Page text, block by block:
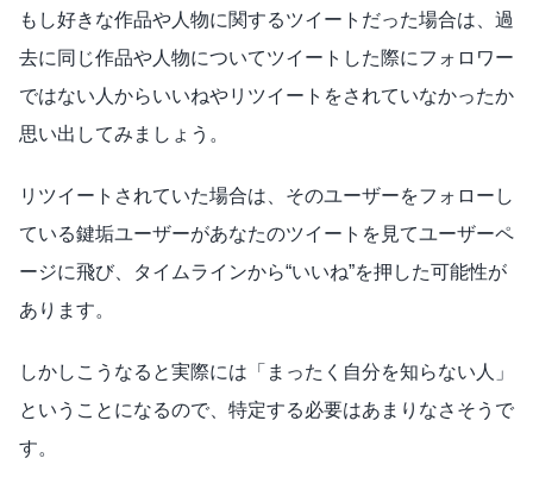
もし好きな作品や人物に関するツイートだった場合は、過
去に同じ作品や人物についてツイートした際にフォロワー
ではない人からいいねやリツイートをされていなかったか
思い出してみましょう。
リツイートされていた場合は、そのユーザーをフォローし
ている鍵垢ユーザーがあなたのツイートを見てユーザーペ
ージに飛び、タイムラインから“いいね”を押した可能性が
あります。
しかしこうなると実際には「まったく自分を知らない人」
ということになるので、特定する必要はあまりなさそうで
す。